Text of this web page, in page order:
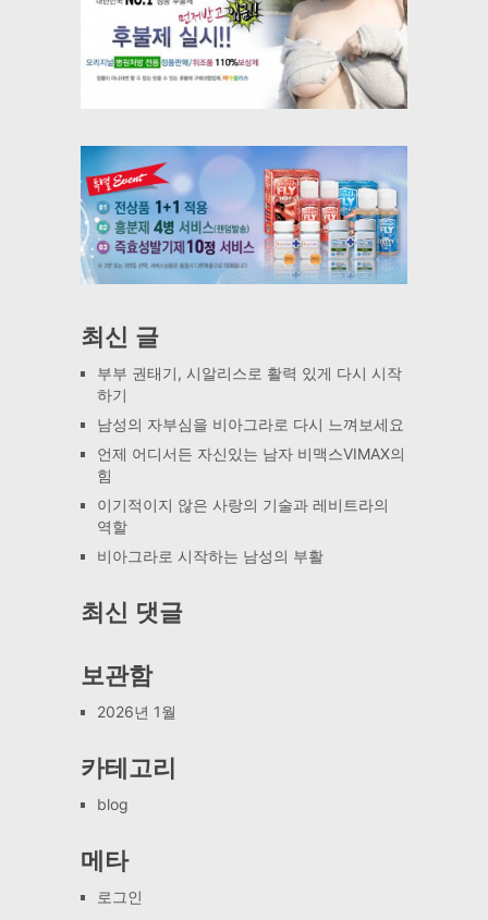
최신 글
부부 권태기, 시알리스로 활력 있게 다시 시작
하기
남성의 자부심을 비아그라로 다시 느껴보세요
언제 어디서든 자신있는 남자 비맥스VIMAX의
힘
이기적이지 않은 사랑의 기술과 레비트라의
역할
비아그라로 시작하는 남성의 부활
최신 댓글
보관함
2026년 1월
카테고리
blog
메타
로그인